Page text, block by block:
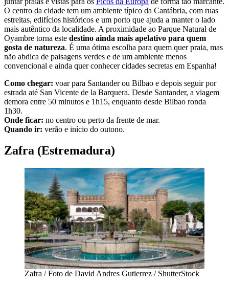
O centro da cidade tem um ambiente típico da Cantábria, com ruas
estreitas, edifícios históricos e um porto que ajuda a manter o lado
mais autêntico da localidade. A proximidade ao Parque Natural de
Oyambre torna este destino ainda mais apelativo para quem
gosta de natureza. É uma ótima escolha para quem quer praia, mas
não abdica de paisagens verdes e de um ambiente menos
convencional e ainda quer conhecer cidades secretas em Espanha!
Como chegar: voar para Santander ou Bilbao e depois seguir por
estrada até San Vicente de la Barquera. Desde Santander, a viagem
demora entre 50 minutos e 1h15, enquanto desde Bilbao ronda
1h30.
Onde ficar: no centro ou perto da frente de mar.
Quando ir: verão e início do outono.
Zafra (Estremadura)
Zafra / Foto de David Andres Gutierrez / ShutterStock